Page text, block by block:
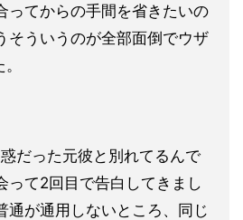
ってからの手間を省きたいの
そういうのが全部面倒でウザ
だった元彼と別れてるんで
って2回目で告白してきまし
通が通用しない ところ、同じ